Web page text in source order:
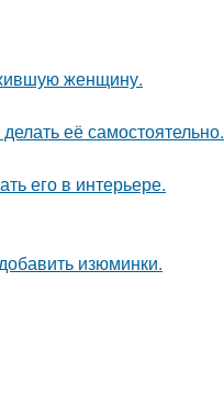
женщину.
её самостоятельно.
его в интерьере.
изюминки.